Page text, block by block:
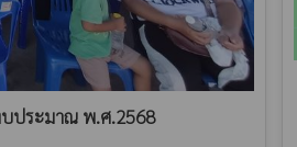
บประมาณ พ.ศ.2568